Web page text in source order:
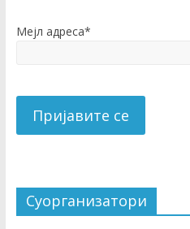
Мејл адреса*
Суорганизатори